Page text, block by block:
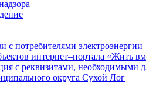
с потребителями электроэнергии
интернет–портала «Жить
с реквизитами, необходимыми
округа Сухой Лог